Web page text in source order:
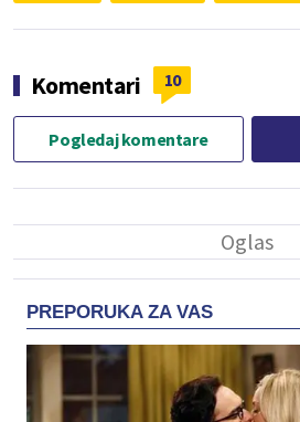
Komentari 10
Pogledaj komentare
PREPORUKA ZA VAS